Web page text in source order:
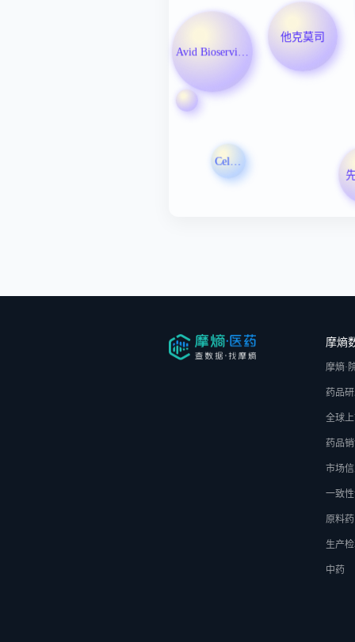
他克莫司
摩熵
摩熵·
药品
全球
药品
市场
一致
原料药
生产
中药